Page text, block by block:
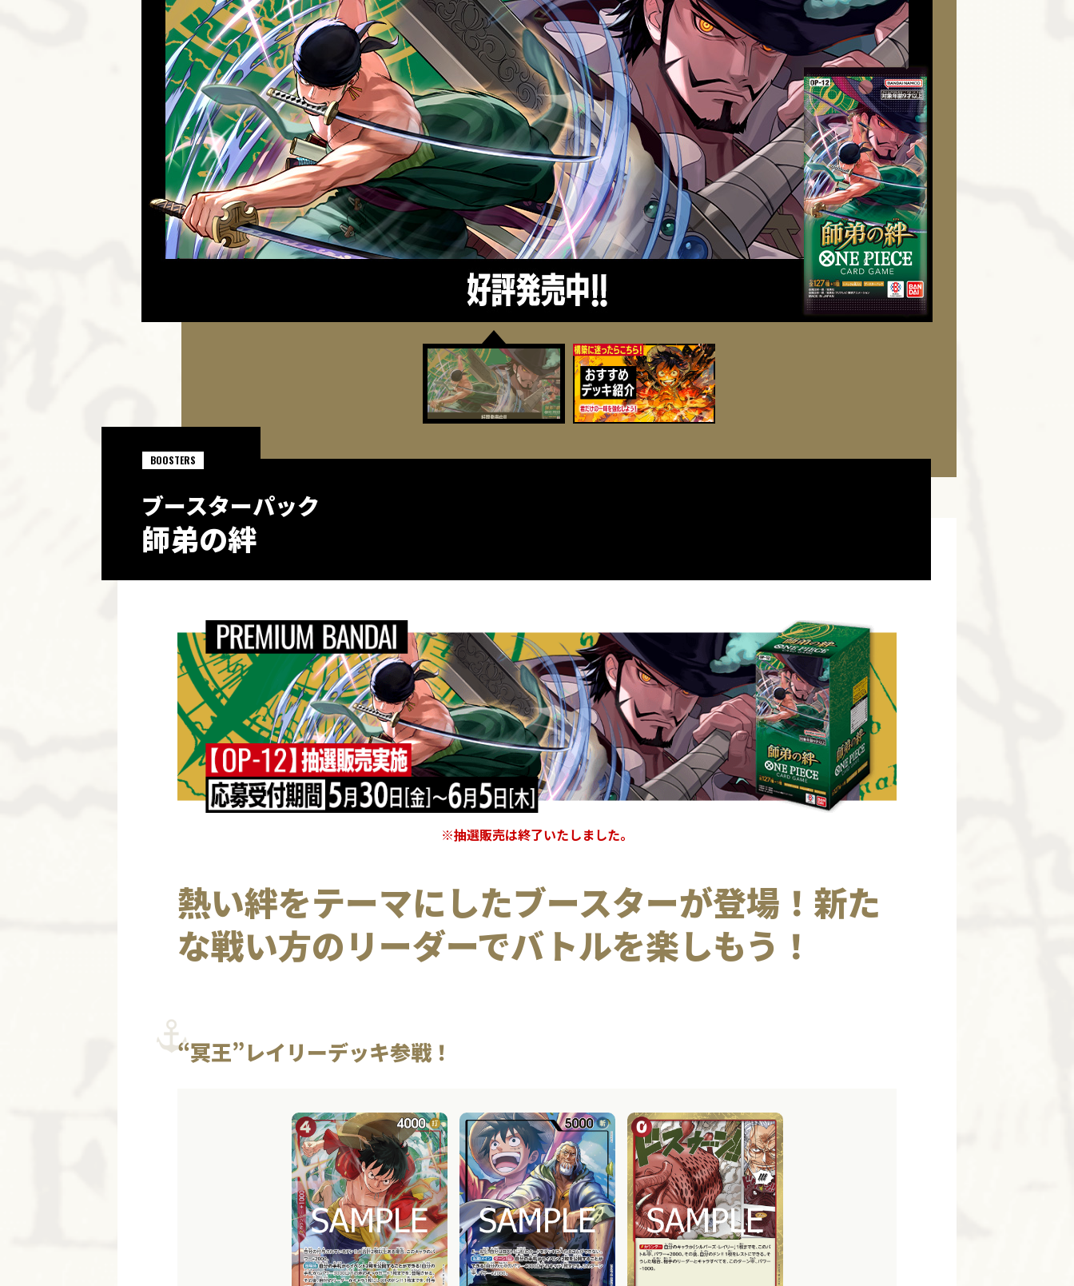
ブースターパック
師弟の絆
BOOSTERS
※抽選販売は終了いたしました。
熱い絆をテーマにしたブースターが登場！新た
な戦い方のリーダーでバトルを楽しもう！
“冥王”レイリーデッキ参戦！